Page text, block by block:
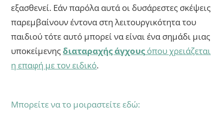
εξασθενεί. Εάν παρόλα αυτά οι δυσάρεστες σκέψεις
παρεμβαίνουν έντονα στη λειτουργικότητα του
παιδιού τότε αυτό μπορεί να είναι ένα σημάδι μιας
υποκείμενηςδιαταραχήςάγχουςόπου χρειάζεται
η επαφή με τον ειδικό.
Μπορείτε να το μοιραστείτε εδώ: